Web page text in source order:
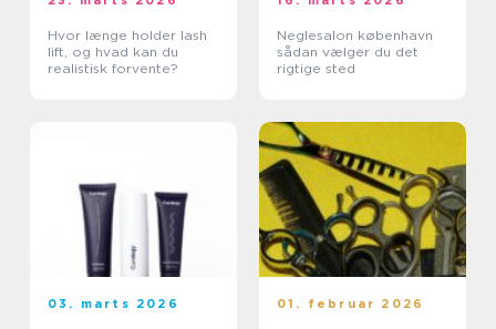
Hvor længe holder lash
lift, og hvad kan du
realistisk forvente?
Neglesalon københavn
sådan vælger du det
rigtige sted
03. marts 2026 01. februar 2026